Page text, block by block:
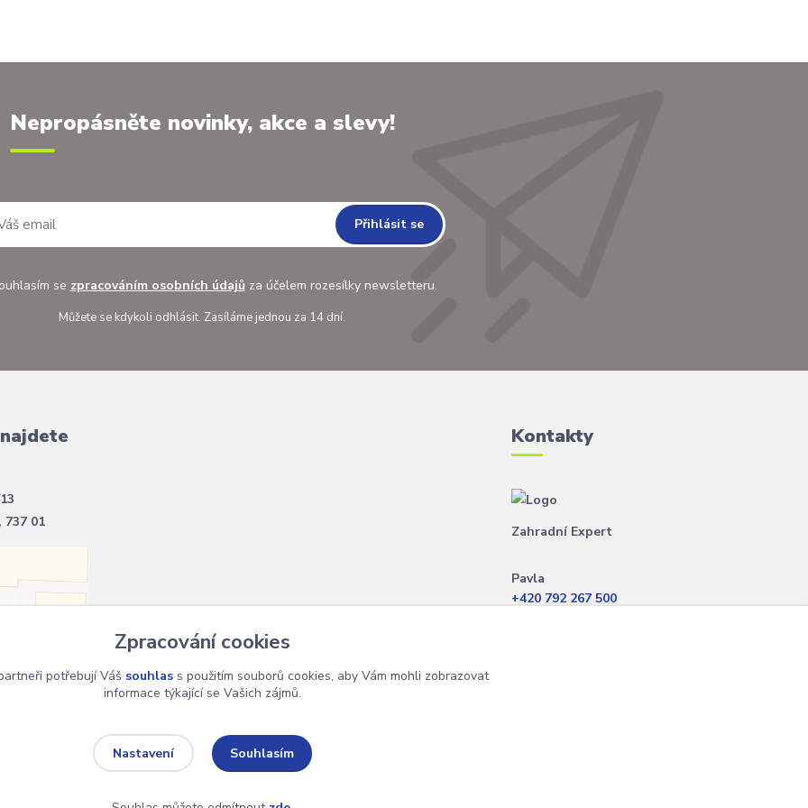
Nepropásněte novinky, akce a slevy!
Přihlásit se
se zpracováním osobních údajůza účelem rozesílky newsletteru.
Můžete se kdykoli odhlásit. Zasíláme jednou za 14 dní.
737 01
Kontakty
Zahradní Expert
Pavla
+420 792 267 500
Zpracování cookies
potřebují Váš souhlass použitím souborů cookies, aby Vám mohli zobrazovat
informace týkající se Vašich zájmů.
Nastavení Souhlasím